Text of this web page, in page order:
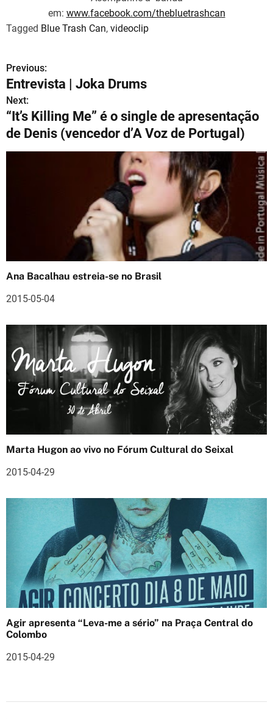
em: www.facebook.com/thebluetrashcan
Tagged Blue Trash Can, videoclip
N
a
v
e
o
d
e
a
t
o
s
Previous:
Entrevista | Joka Drums
Next:
“It’s Killing Me” é o single de apresentação
de Denis (vencedor d’A Voz de Portugal)
Ana Bacalhau estreia-se no Brasil
2015-05-04
Marta Hugon ao vivo no Fórum Cultural do Seixal
2015-04-29
Agir apresenta “Leva-me a sério” na Praça Central do
Colombo
2015-04-29